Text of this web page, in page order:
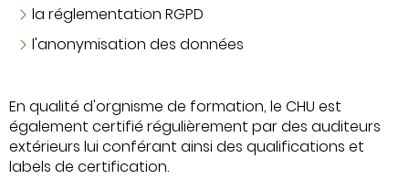
la réglementation RGPD
l'anonymisation des données
En qualité d'orgnisme de formation, le CHU est
également certifié régulièrement par des auditeurs
extérieurs lui conférant ainsi des qualifications et
labels de certification.